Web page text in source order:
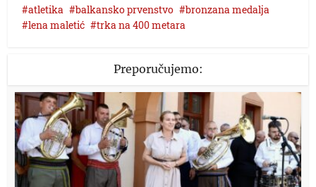
atletika balkansko prvenstvo
bronzana medalja
lena maletić
trka na 400 metara
Preporučujemo: